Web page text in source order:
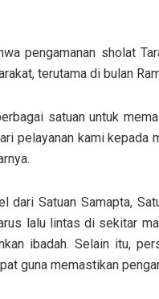
pengamanan sholat
terutama di bulan
satuan untuk
pelayanan kami
dari Satuan Samapta,
lalu lintas di sekitar
ibadah. Selain itu,
guna memastikan